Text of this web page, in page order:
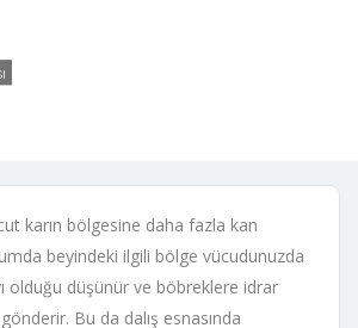
karın bölgesine daha fazla kan
beyindeki ilgili bölge vücudunuzda
olduğu düşünür ve böbreklere idrar
Bu da dalış esnasında